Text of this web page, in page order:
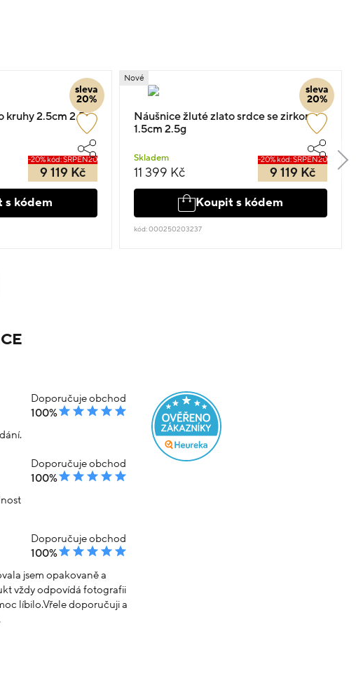
sleva
20%
kruhy 2.5cm 2.5g
-20% kód: SRPEN20
9 119 Kč
s kódem
sleva
20%
Nové
Náušnice žluté zlato srdce se zirkony
1.5cm 2.5g
Skladem
11 399 Kč
-20% kód: SRPEN20
9 119 Kč
Koupit s kódem
kód: 000250203237
Doporučuje obchod
100%
Doporučuje obchod
100%
Doporučuje obchod
100%
jsem opakovaně a
vždy odpovídá fotografii
líbilo.Vřele doporučuji a